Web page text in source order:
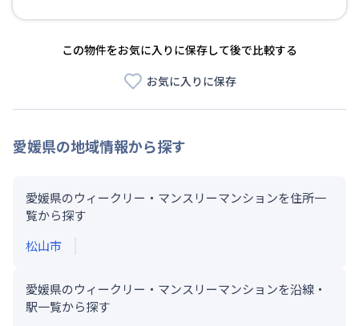
この物件をお気に入りに保存して後で比較する
お気に入りに保存
愛媛県の地域情報から探す
愛媛県のウィークリー・マンスリーマンションを住所一
覧から探す
松山市
愛媛県のウィークリー・マンスリーマンションを沿線・
駅一覧から探す